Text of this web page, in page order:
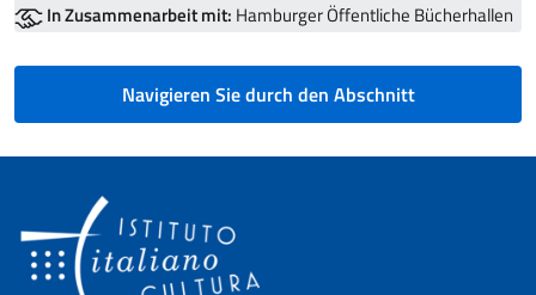
In Zusammenarbeit mit: Hamburger Öffentliche Bücherhallen
Navigieren Sie durch den Abschnitt